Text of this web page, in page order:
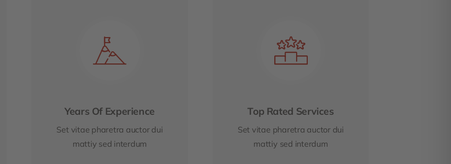
Years Of Experience
Set vitae pharetra auctor dui
mattiy sed interdum
Top Rated Services
Set vitae pharetra auctor dui
mattiy sed interdum